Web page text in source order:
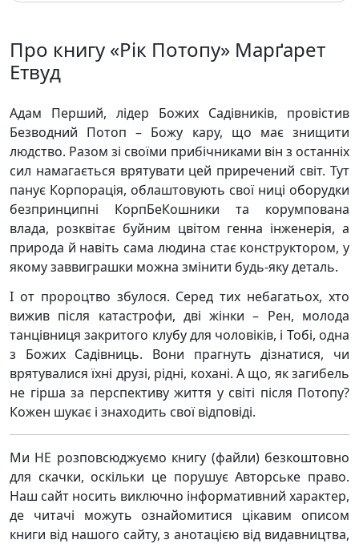
Про книгу «Рік Потопу» Марґарет
Етвуд
Адам Перший, лідер Божих Садівників, провістив
Безводний Потоп – Божу кару, що має знищити
людство. Разом зі своїми прибічниками він з останніх
сил намагається врятувати цей приречений світ. Тут
панує Корпорація, облаштовують свої ниці оборудки
безпринципні КорпБеКошники та корумпована
влада, розквітає буйним цвітом генна інженерія, а
природа й навіть сама людина стає конструктором, у
якому заввиграшки можна змінити будь-яку деталь.
І от пророцтво збулося. Серед тих небагатьох, хто
вижив після катастрофи, дві жінки – Рен, молода
танцівниця закритого клубу для чоловіків, і Тобі, одна
з Божих Садівниць. Вони прагнуть дізнатися, чи
врятувалися їхні друзі, рідні, кохані. А що, як загибель
не гірша за перспективу життя у світі після Потопу?
Кожен шукає і знаходить свої відповіді.
Ми НЕ розповсюджуємо книгу (файли) безкоштовно
для скачки, оскільки це порушує Авторське право.
Наш сайт носить виключно інформативний характер,
де читачі можуть ознайомитися цікавим описом
книги від нашого сайту, з анотацією від видавництва,